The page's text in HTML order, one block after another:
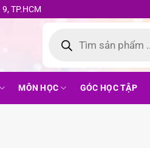
TP.HCM
kiếm
sản
MÔN HỌC GÓC HỌC TẬP